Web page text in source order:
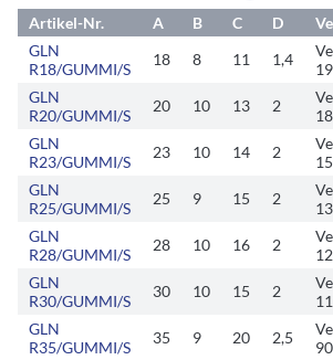
Artikel-Nr. A B C D
GLN
R18/GUMMI/S
18 8 11 1,4
GLN
R20/GUMMI/S
20 10 13 2
GLN
R23/GUMMI/S
23 10 14 2
GLN
R25/GUMMI/S
25 9 15 2
GLN
R28/GUMMI/S
28 10 16 2
GLN
R30/GUMMI/S
30 10 15 2
GLN
R35/GUMMI/S
35 9 20 2,5